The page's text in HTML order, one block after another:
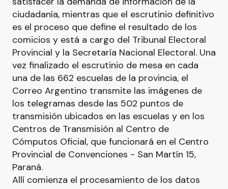
ciudadanía, mientras que el escrutinio definitivo
es el proceso que define el resultado de los
comicios y está a cargo del Tribunal Electoral
Provincial y la Secretaría Nacional Electoral. Una
vez finalizado el escrutinio de mesa en cada
una de las 662 escuelas de la provincia, el
Correo Argentino transmite las imágenes de
los telegramas desde las 502 puntos de
transmisión ubicados en las escuelas y en los
Centros de Transmisión al Centro de
Cómputos Oficial, que funcionará en el Centro
Provincial de Convenciones - San Martín 15,
Paraná.
Allí comienza el procesamiento de los datos